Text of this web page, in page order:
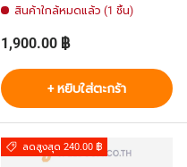
สินค้าใกล้หมดแล้ว (1 ชิ้น)
ราคาปกติ
1,900.00 ฿
+ หยิบใส่ตะกร้า
ลดสูงสุด 240.00 ฿